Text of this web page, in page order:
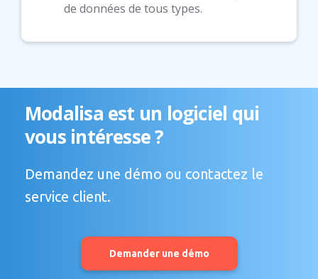
de données de tous types.
Modalisa est un logiciel qui
vous intéresse ?
Demandez une démo ou contactez le
service client.
Demander une démo